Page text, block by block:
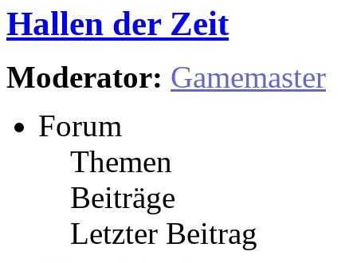
Hallen der Zeit
Moderator: Gamemaster
Forum
Themen
Beiträge
Letzter Beitrag